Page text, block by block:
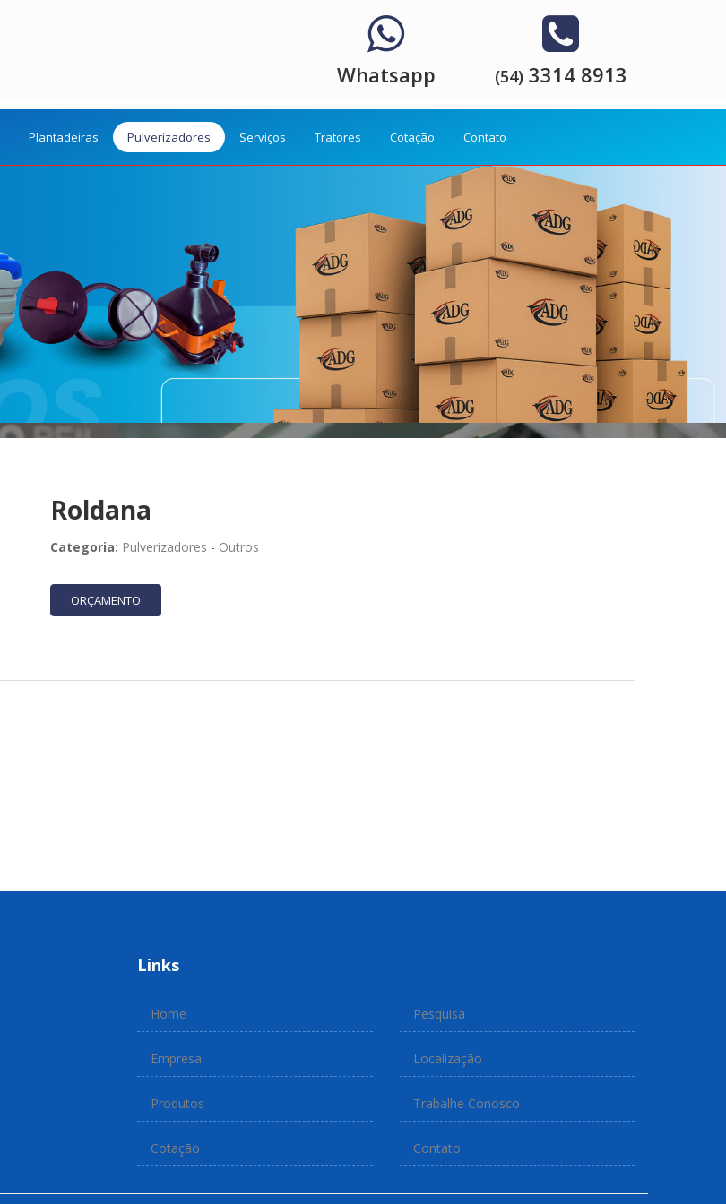
Whatsapp (54) 3314 8913
Plantadeiras Pulverizadores Serviços Tratores Cotação Contato
Roldana
Categoria: Pulverizadores - Outros
ORÇAMENTO
Links
Home
Empresa
Produtos
Cotação
Pesquisa
Localização
Trabalhe Conosco
Contato